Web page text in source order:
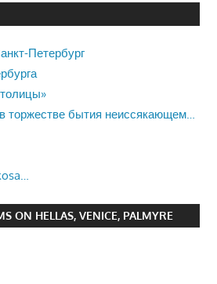
Петербург
торжестве бытия неиссякающем…
ON HELLAS, VENICE, PALMYRE